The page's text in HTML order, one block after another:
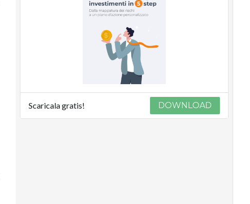
Scaricala gratis! DOWNLOAD